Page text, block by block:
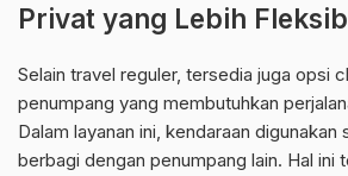
Privat yang Lebih
Selain travel reguler, tersedia juga opsi
penumpang yang membutuhkan
Dalam layanan ini, kendaraan digunakan
berbagi dengan penumpang lain. Hal ini